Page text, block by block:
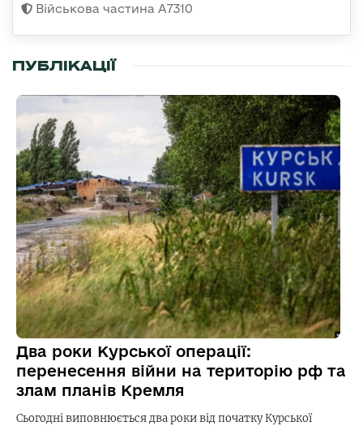
Військова частина A7310
ПУБЛІКАЦІЇ
Два роки Курської операції:
перенесення війни на територію рф та
злам планів Кремля
Сьогодні виповнюється два роки від початку Курської